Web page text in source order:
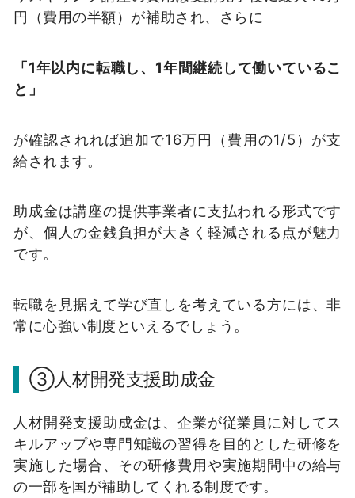
円（費用の半額）が補助され、さらに
「1年以内に転職し、1年間継続して働いているこ
と」
が確認されれば追加で16万円（費用の1/5）が支
給されます。
助成金は講座の提供事業者に支払われる形式です
が、個人の金銭負担が大きく軽減される点が魅力
です。
転職を見据えて学び直しを考えている方には、非
常に心強い制度といえるでしょう。
③人材開発支援助成金
人材開発支援助成金は、企業が従業員に対してス
キルアップや専門知識の習得を目的とした研修を
実施した場合、その研修費用や実施期間中の給与
の一部を国が補助してくれる制度です。